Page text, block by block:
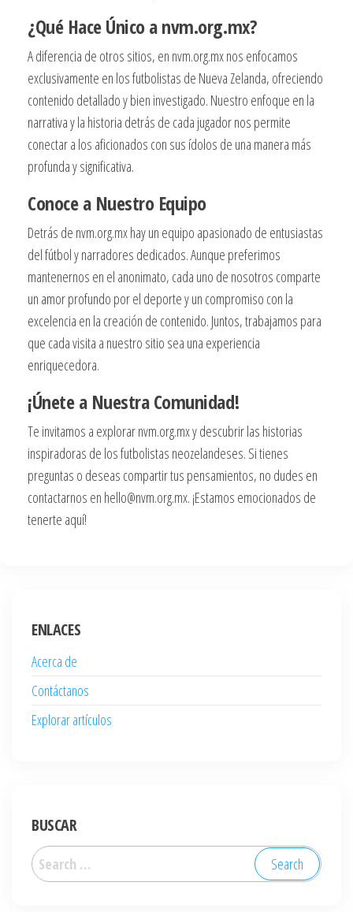
¿Qué Hace Único a nvm.org.mx?
A diferencia de otros sitios, en nvm.org.mx nos enfocamos
exclusivamente en los futbolistas de Nueva Zelanda, ofreciendo
contenido detallado y bien investigado. Nuestro enfoque en la
narrativa y la historia detrás de cada jugador nos permite
conectar a los aficionados con sus ídolos de una manera más
profunda y significativa.
Conoce a Nuestro Equipo
Detrás de nvm.org.mx hay un equipo apasionado de entusiastas
del fútbol y narradores dedicados. Aunque preferimos
mantenernos en el anonimato, cada uno de nosotros comparte
un amor profundo por el deporte y un compromiso con la
excelencia en la creación de contenido. Juntos, trabajamos para
que cada visita a nuestro sitio sea una experiencia
enriquecedora.
¡Únete a Nuestra Comunidad!
Te invitamos a explorar nvm.org.mx y descubrir las historias
inspiradoras de los futbolistas neozelandeses. Si tienes
preguntas o deseas compartir tus pensamientos, no dudes en
contactarnos en hello@nvm.org.mx. ¡Estamos emocionados de
tenerte aquí!
ENLACES
Acerca de
Contáctanos
Explorar artículos
BUSCAR
Search
for: